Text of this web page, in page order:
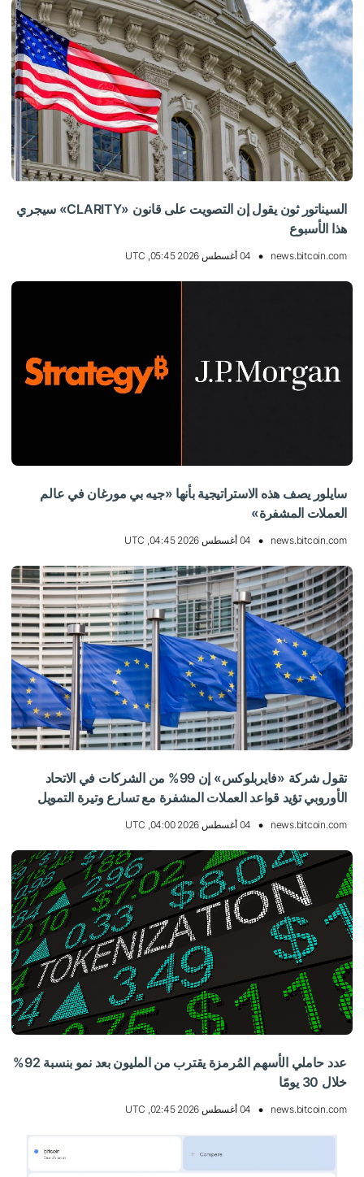
السيناتور ثون يقول إن التصويت على قانون «CLARITY» سيجري
هذا الأسبوع
news.bitcoin.com 04 أغسطس 2026 05:45, UTC
سايلور يصف هذه الاستراتيجية بأنها «جيه بي مورغان في عالم
العملات المشفرة»
news.bitcoin.com 04 أغسطس 2026 04:45, UTC
تقول شركة «فايربلوكس» إن 99% من الشركات في الاتحاد
الأوروبي تؤيد قواعد العملات المشفرة مع تسارع وتيرة التمويل
news.bitcoin.com 04 أغسطس 2026 04:00, UTC
عدد حاملي الأسهم المُرمزة يقترب من المليون بعد نمو بنسبة 92%
خلال 30 يومًا
news.bitcoin.com 04 أغسطس 2026 02:45, UTC